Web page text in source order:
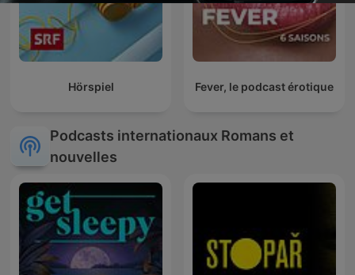
Hörspiel Fever, le podcast érotique
Podcasts internationaux Romans et
nouvelles